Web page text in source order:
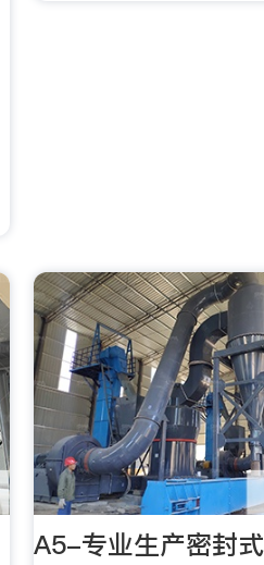
A5-专业生产密封